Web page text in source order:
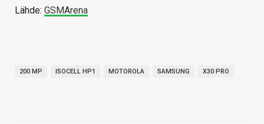
Lähde: GSMArena
200 MP ISOCELL HP1 MOTOROLA SAMSUNG X30 PRO